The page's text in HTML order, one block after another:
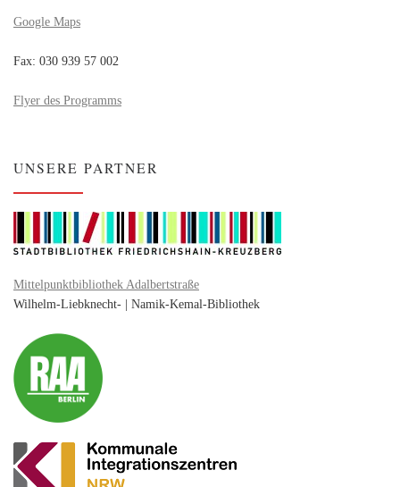
Google Maps
Fax: 030 939 57 002
Flyer des Programms
UNSERE PARTNER
Mittelpunktbibliothek Adalbertstraße
Wilhelm-Liebknecht- | Namik-Kemal-Bibliothek